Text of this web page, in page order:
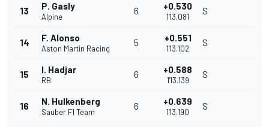
13 P. Gasly
Alpine
6 +0.530
1'13.081
S
14 F. Alonso
Aston Martin Racing
5 +0.551
1'13.102
S
15 I. Hadjar
RB
6 +0.588
1'13.139
S
16 N. Hulkenberg
Sauber F1 Team
6 +0.639
1'13.190
S